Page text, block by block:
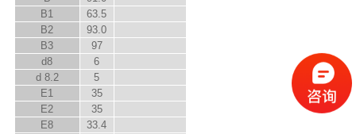
B1
63.5
B2
93.0
B3
97
d8
6
d 8.2
5
E1
35
E2
35
E8
33.4